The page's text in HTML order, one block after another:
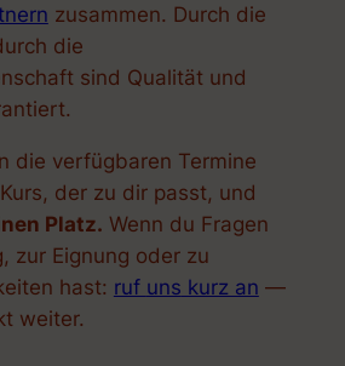
zusammen. Durch die
die
sind Qualität und
die verfügbaren Termine
der zu dir passt, und
Platz. Wenn du Fragen
zur Eignung oder zu
hast: ruf uns kurz an —
weiter.